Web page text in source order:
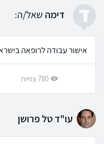
ד דימה שאל/ה:
אישור עבודה לרופאה
780 צפיות
עו"ד טל פרושן